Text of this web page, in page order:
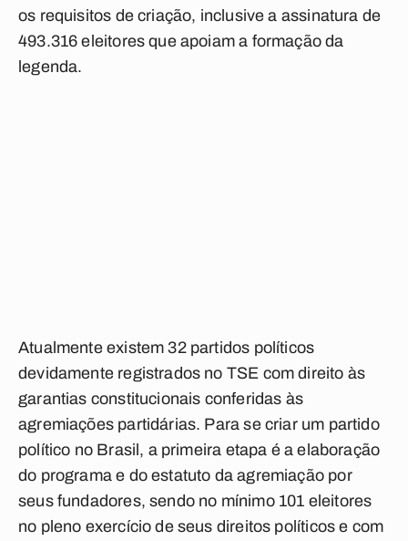
os requisitos de criação, inclusive a assinatura de
493.316 eleitores que apoiam a formação da
legenda.
Atualmente existem 32 partidos políticos
devidamente registrados no TSE com direito às
garantias constitucionais conferidas às
agremiações partidárias. Para se criar um partido
político no Brasil, a primeira etapa é a elaboração
do programa e do estatuto da agremiação por
seus fundadores, sendo no mínimo 101 eleitores
no pleno exercício de seus direitos políticos e com